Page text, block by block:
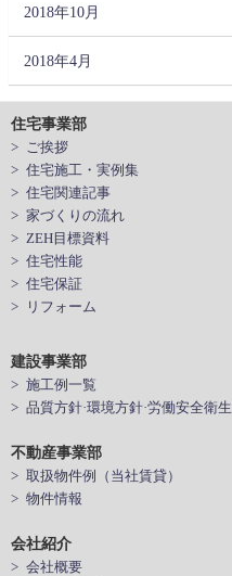
2018年10月
2018年4月
住宅事業部
> ご挨拶
> 住宅施工・実例集
> 住宅関連記事
> 家づくりの流れ
> ZEH目標資料
> 住宅性能
> 住宅保証
> リフォーム
建設事業部
> 施工例一覧
> 品質方針·環境方針·労働安全衛生
不動産事業部
> 取扱物件例（当社賃貸）
> 物件情報
会社紹介
> 会社概要